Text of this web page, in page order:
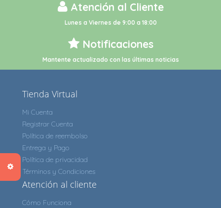
Atención al Cliente
Lunes a Viernes de 9:00 a 18:00
Notificaciones
Mantente actualizado con las últimas noticias
Tienda Virtual
Mi Cuenta
Registrar Cuenta
Política de reembolso
Entrega y Pago
Política de privacidad
Términos y Condiciones
Atención al cliente
Cómo Funciona